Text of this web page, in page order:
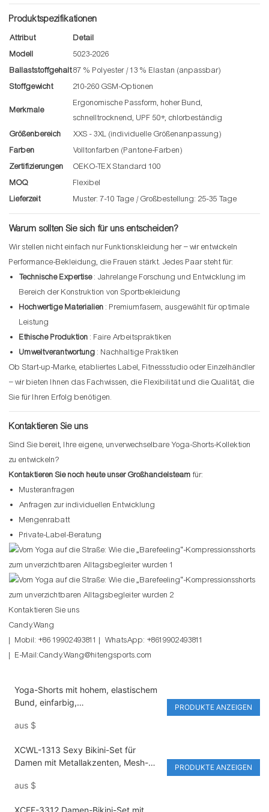
Produktspezifikationen
Attribut
Detail
Modell
5023-2026
Ballaststoffgehalt87 % Polyester / 13 % Elastan (anpassbar)
Stoffgewicht
210-260 GSM-Optionen
Merkmale
Ergonomische Passform, hoher Bund,
schnelltrocknend, UPF 50+, chlorbeständig
Größenbereich
XXS - 3XL (individuelle Größenanpassung)
Farben
Volltonfarben (Pantone-Farben)
Zertifizierungen
OEKO-TEX Standard 100
MOQ
Flexibel
Lieferzeit
Muster: 7-10 Tage / Großbestellung: 25-35 Tage
Warum sollten Sie sich für uns entscheiden?
Wir stellen nicht einfach nur Funktionskleidung her – wir entwickeln
Performance-Bekleidung, die Frauen stärkt. Jedes Paar steht für:
Technische Expertise: Jahrelange Forschung und Entwicklung im
Bereich der Konstruktion von Sportbekleidung
Hochwertige Materialien : Premiumfasern, ausgewählt für optimale
Leistung
Ethische Produktion : Faire Arbeitspraktiken
Umweltverantwortung : Nachhaltige Praktiken
Ob Start-up-Marke, etabliertes Label, Fitnessstudio oder Einzelhändler
– wir bieten Ihnen das Fachwissen, die Flexibilität und die Qualität, die
Sie für Ihren Erfolg benötigen.
Kontaktieren Sie uns
Sind Sie bereit, Ihre eigene, unverwechselbare Yoga-Shorts-Kollektion
zu entwickeln?
Kontaktieren Sie noch heute unser Großhandelsteam für:
Musteranfragen
Anfragen zur individuellen Entwicklung
Mengenrabatt
Private-Label-Beratung
Kontaktieren Sie uns
Candy.Wang
| Mobil: +86 19902493811 | WhatsApp: +8619902493811
| E-Mail:Candy.Wang@hitengsports.com
Yoga-Shorts mit hohem, elastischem
Bund, einfarbig,
schnelltrocknend, schweißableitend,
abstehende Kanten, ideal für
Fitnessstudio, Laufen und Training.
aus $
PRODUKTE ANZEIGEN
XCWL-1313 Sexy Bikini-Set für
Damen mit Metallakzenten, Mesh-
Badeanzug, perfekt für den
aus $
PRODUKTE ANZEIGEN